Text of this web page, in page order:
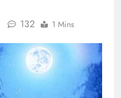
132 1 Mins